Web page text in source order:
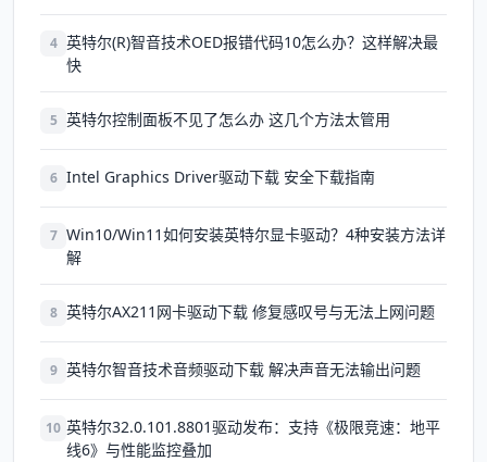
4 英特尔(R)智音技术OED报错代码10怎么办？这样解决最
快
5 英特尔控制面板不见了怎么办 这几个方法太管用
6 Intel Graphics Driver驱动下载 安全下载指南
7 Win10/Win11如何安装英特尔显卡驱动？4种安装方法详
解
8 英特尔AX211网卡驱动下载 修复感叹号与无法上网问题
9 英特尔智音技术音频驱动下载 解决声音无法输出问题
10 英特尔32.0.101.8801驱动发布：支持《极限竞速：地平
线6》与性能监控叠加